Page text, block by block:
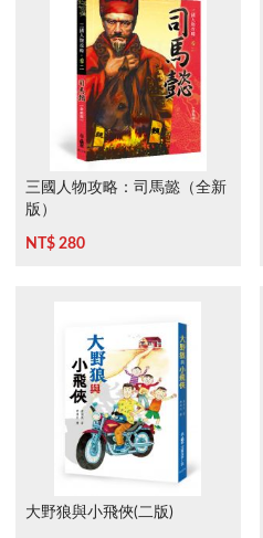
三國人物攻略：司馬懿（全新
版）
NT$ 280
大野狼與小飛俠(二版)